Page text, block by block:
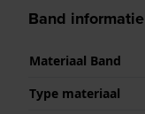
Band informatie
Materiaal Band
Type materiaal